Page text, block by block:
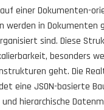
einer Dokumenten-
werden in Dokumenten
sind. Diese
besonders
geht. Die
eine JSON-basierte
hierarchische